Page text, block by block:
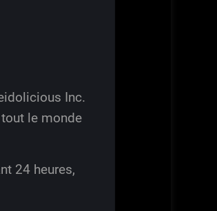
Inc.
le monde
24 heures,